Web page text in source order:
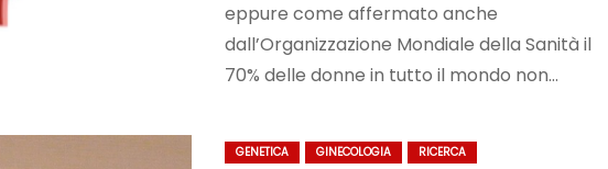
eppure come affermato anche
dall’Organizzazione Mondiale della Sanità il
70% delle donne in tutto il mondo non…
GENETICA GINECOLOGIA
RICERCA